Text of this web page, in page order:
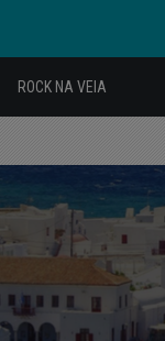
ROCK NA VEIA